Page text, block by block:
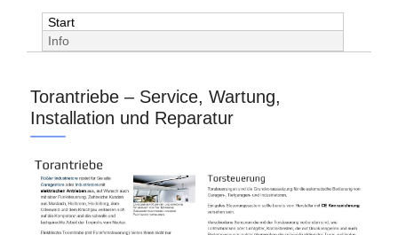
Start
Info
Torantriebe – Service, Wartung,
Installation und Reparatur